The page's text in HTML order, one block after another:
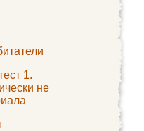
1.
не